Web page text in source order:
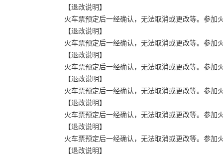
【退改说明】
火车票预定后一经确认，无法取消或更改等。参加
【退改说明】
火车票预定后一经确认，无法取消或更改等。参加
【退改说明】
火车票预定后一经确认，无法取消或更改等。参加
【退改说明】
火车票预定后一经确认，无法取消或更改等。参加
【退改说明】
火车票预定后一经确认，无法取消或更改等。参加
【退改说明】
火车票预定后一经确认，无法取消或更改等。参加
【退改说明】